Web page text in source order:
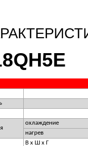
охлаждение
нагрев
В х Ш х Г